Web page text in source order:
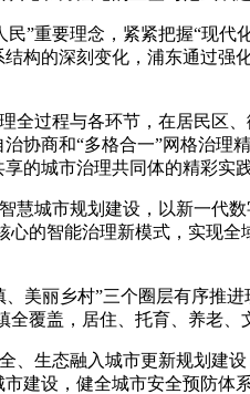
”重要理念，紧紧把握“现
构的深刻变化，浦东通过
全过程与各环节，在居民区
协商和“多格合一”网格治
的城市治理共同体的精彩实践
慧城市规划建设，以新一代
的智能治理新模式，实现
美丽乡村”三个圈层有序推
覆盖，居住、托育、养老
、生态融入城市更新规划
建设，健全城市安全预防